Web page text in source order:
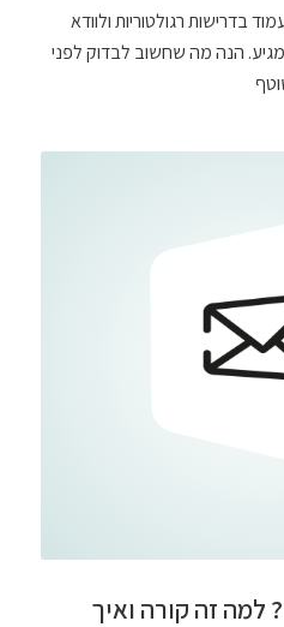
בדרישות רגולטוריות ולוודא
הנה מה שחשוב לבדוק לפני
למה זה קורה ואיך